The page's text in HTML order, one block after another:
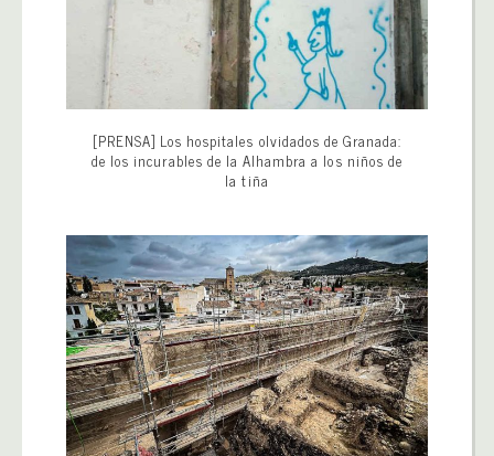
[PRENSA] Los hospitales olvidados de Granada:
de los incurables de la Alhambra a los niños de
la tiña